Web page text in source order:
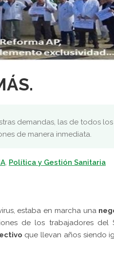
demandas, las de todos
de manera inmediata.
Política y Gestión Sanitaria
estaba en marcha una
de los trabajadores del
que llevan años siendo